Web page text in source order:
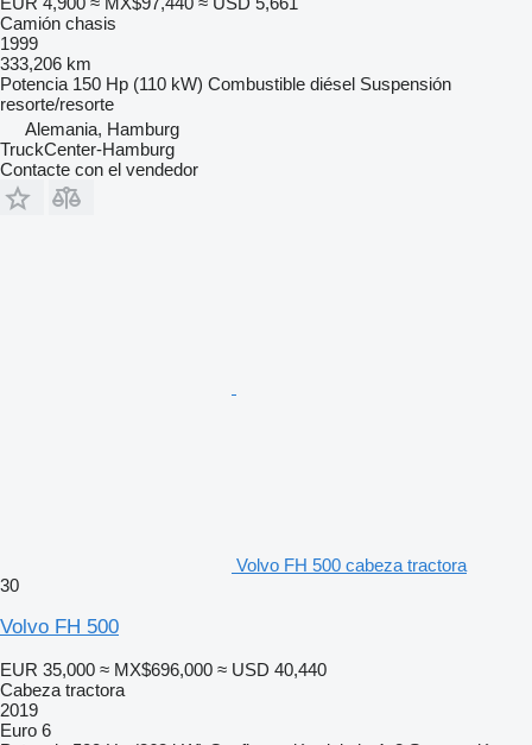
Camión chasis
1999
333,206 km
Potencia 150 Hp (110 kW) Combustible diésel Suspensión
resorte/resorte
Alemania, Hamburg
TruckCenter-Hamburg
Contacte con el vendedor
Volvo FH 500 cabeza tractora
30
Volvo FH 500
EUR 35,000 ≈ MX$696,000 ≈ USD 40,440
Cabeza tractora
2019
Euro 6